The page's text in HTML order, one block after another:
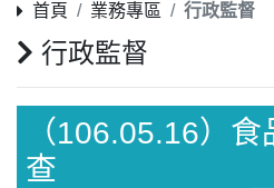
首頁 業務專區 行政監督
行政監督
（106.05.16）
查